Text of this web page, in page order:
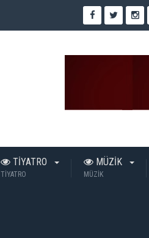
TİYATRO
TİYATRO
MÜZİK
MÜZİK